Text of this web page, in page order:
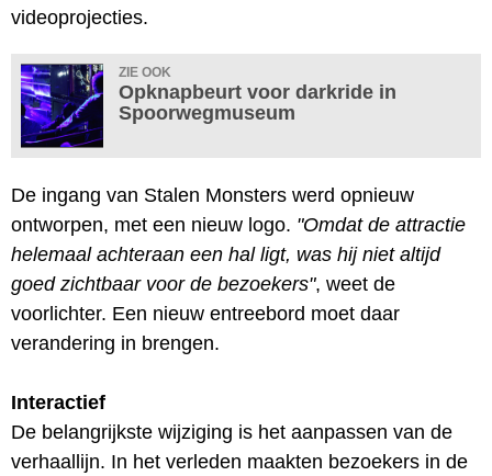
videoprojecties.
ZIE OOK
Opknapbeurt voor darkride in
Spoorwegmuseum
De ingang van Stalen Monsters werd opnieuw
ontworpen, met een nieuw logo. "Omdat de attractie
helemaal achteraan een hal ligt, was hij niet altijd
goed zichtbaar voor de bezoekers", weet de
voorlichter. Een nieuw entreebord moet daar
verandering in brengen.
Interactief
De belangrijkste wijziging is het aanpassen van de
verhaallijn. In het verleden maakten bezoekers in de